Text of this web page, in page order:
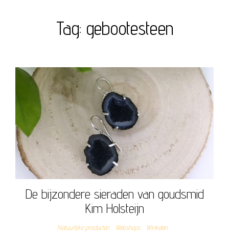
Tag: gebootesteen
De bijzondere sieraden van goudsmid
Kim Holsteijn
Natuurlijke producten Webshops Winkelen